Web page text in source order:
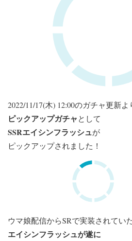
2022/11/17(木) 12:00のガチャ更新よ
ピックアップガチャとして
SSRエイシンフラッシュが
ピックアップされました！
ウマ娘配信からSRで実装されてい
エイシンフラッシュが遂に